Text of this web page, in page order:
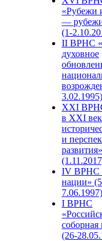
«Рубежи
—
(1-
II ВРНС
духовное
3.02.1995)
XХI
в XXI
и
развития»
IV ВРНС
нации»
7.06.1997)
I ВРНС
(26-